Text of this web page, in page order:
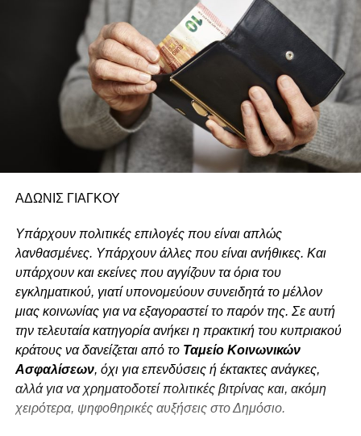
ΑΔΩΝΙΣ ΓΙΑΓΚΟΥ
Υπάρχουν πολιτικές επιλογές που είναι απλώς
λανθασμένες. Υπάρχουν άλλες που είναι ανήθικες. Και
υπάρχουν και εκείνες που αγγίζουν τα όρια του
εγκληματικού, γιατί υπονομεύουν συνειδητά το μέλλον
μιας κοινωνίας για να εξαγοραστεί το παρόν της. Σε αυτή
την τελευταία κατηγορία ανήκει η πρακτική του κυπριακού
κράτους να δανείζεται από το Ταμείο Κοινωνικών
Ασφαλίσεων, όχι για επενδύσεις ή έκτακτες ανάγκες,
αλλά για να χρηματοδοτεί πολιτικές βιτρίνας και, ακόμη
χειρότερα, ψηφοθηρικές αυξήσεις στο Δημόσιο.